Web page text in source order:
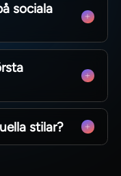
särskilt bra med
sociala
marknadsvideor.
och
generera om
utan onödiga
stilar?